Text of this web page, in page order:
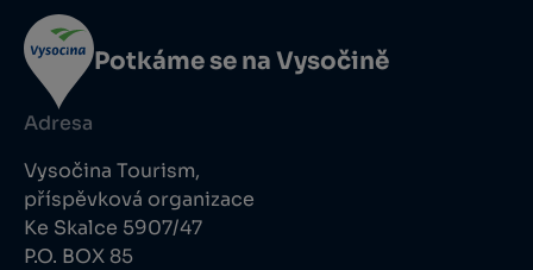
Potkáme se na Vysočině
Adresa
Vysočina Tourism,
příspěvková organizace
Ke Skalce 5907/47
P.O. BOX 85